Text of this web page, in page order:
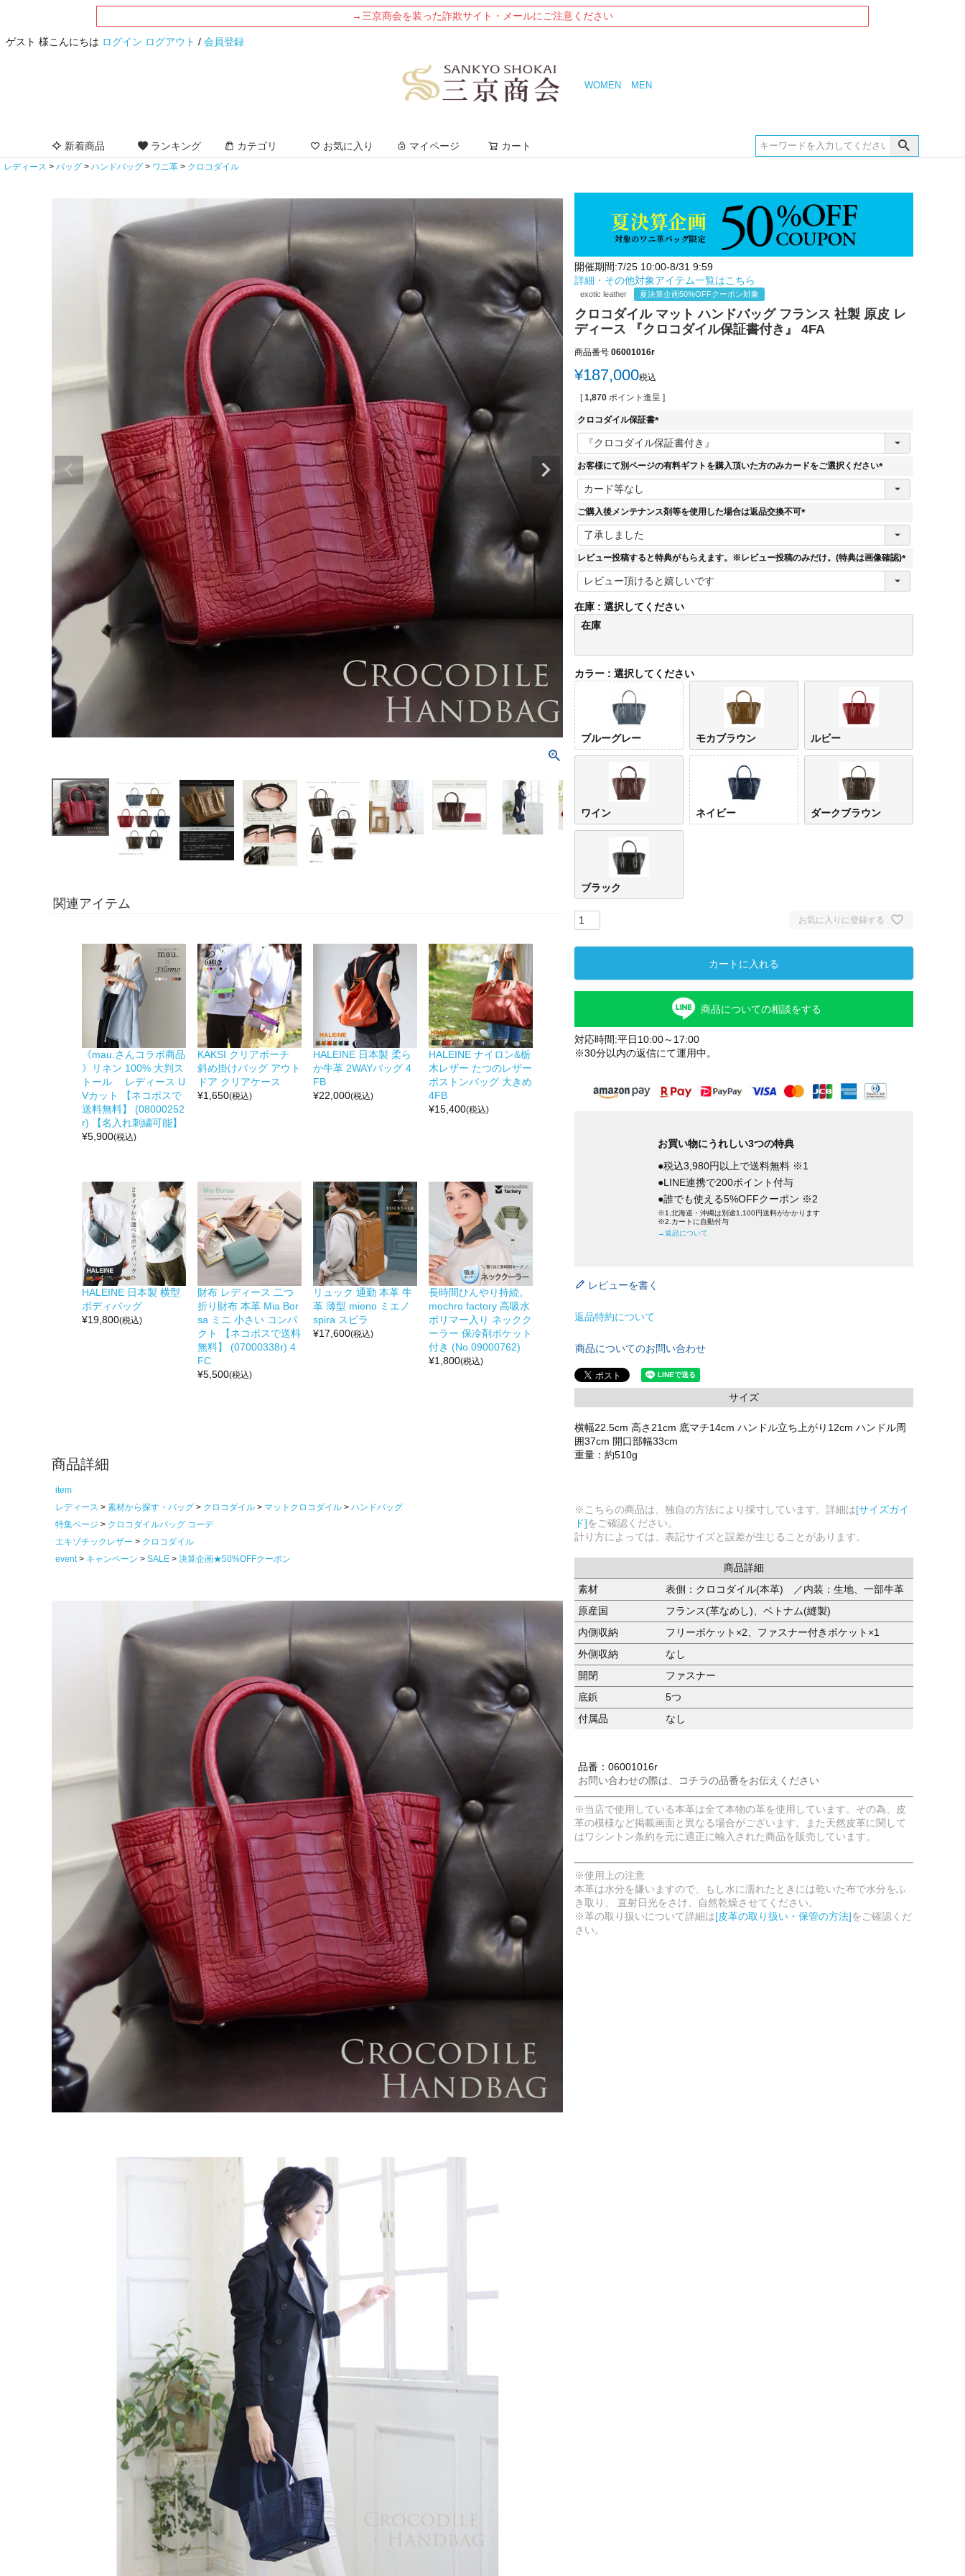
→三京商会を装った詐欺サイト・メールにご注意ください
ゲスト 様こんにちは ログイン ログアウト / 会員登録
WOMEN MEN
新着商品 ランキング カテゴリ お気に入り マイページ カート
レディース バッグ ハンドバッグ ワニ革 クロコダイル
関連アイテム
《mau.さんコラボ商品
》リネン 100% 大判ス
トール レディース U
Vカット 【ネコポスで
送料無料】 (08000252
r) 【名入れ刺繍可能】
¥5,900(税込)
KAKSI クリアポーチ
斜め掛けバッグ アウト
ドア クリアケース
¥1,650(税込)
HALEINE 日本製 柔ら
か牛革 2WAYバッグ 4
FB
¥22,000(税込)
HALEINE ナイロン&栃
木レザー たつのレザー
ボストンバッグ 大きめ
4FB
¥15,400(税込)
HALEINE 日本製 横型
ボディバッグ
¥19,800(税込)
財布 レディース 二つ
折り財布 本革 Mia Bor
sa ミニ 小さい コンパ
クト 【ネコポスで送料
無料】 (07000338r) 4
FC
¥5,500(税込)
リュック 通勤 本革 牛
革 薄型 mieno ミエノ
spira スピラ
¥17,600(税込)
長時間ひんやり持続。
mochro factory 高吸水
ポリマー入り ネックク
ーラー 保冷剤ポケット
付き (No.09000762)
¥1,800(税込)
商品詳細
item
レディース
素材から探す・バッグ クロコダイル マットクロコダイル
ハンドバッグ
特集ページ
クロコダイルバッグ コーデ
エキゾチックレザー
クロコダイル
event
キャンペーン SALE 決算企画★50%OFFクーポン
開催期間:7/25 10:00-8/31 9:59
詳細・その他対象アイテム一覧はこちら
exotic leather 夏決算企画50%OFFクーポン対象
クロコダイル マット ハンドバッグ フランス 社製 原皮 レ
ディース 『クロコダイル保証書付き』 4FA
商品番号 06001016r
¥187,000税込
[ 1,870 ポイント進呈 ]
クロコダイル保証書
(
必
須
お客様にて別ページの有料ギフトを購入頂いた方のみカードをご選択ください
(
ご購入後メンテナンス剤等を使用した場合は返品交換不可
(
須
レビュー投稿すると特典がもらえます。※レビュー投稿のみだけ。(特典は画像確認)
(
)
在庫
選択してください
在庫
カラー 選択してください
ブルーグレー モカブラウン ルビー
ワイン ネイビー ダークブラウン
ブラック
お気に入りに登録する
カートに入れる
商品についての相談をする
対応時間:平日10:00～17:00
※30分以内の返信にて運用中。
お買い物にうれしい3つの特典
●税込3,980円以上で送料無料 ※1
●LINE連携で200ポイント付与
●誰でも使える5%OFFクーポン ※2
※1.北海道・沖縄は別途1,100円送料がかかります
※2.カートに自動付与
→返品について
レビューを書く
返品特約について
商品についてのお問い合わせ
サイズ
横幅22.5cm 高さ21cm 底マチ14cm ハンドル立ち上がり12cm ハンドル周
囲37cm 開口部幅33cm
重量：約510g
※こちらの商品は、独自の方法により採寸しています。詳細は[サイズガイ
ド]をご確認ください。
計り方によっては、表記サイズと誤差が生じることがあります。
商品詳細
素材
表側：クロコダイル(本革) ／内装：生地、一部牛革
原産国
フランス(革なめし)、ベトナム(縫製)
内側収納
フリーポケット×2、ファスナー付きポケット×1
外側収納
なし
開閉
ファスナー
底鋲
5つ
付属品
なし
品番：06001016r
お問い合わせの際は、コチラの品番をお伝えください
※当店で使用している本革は全て本物の革を使用しています。その為、皮
革の模様など掲載画面と異なる場合がございます。また天然皮革に関して
はワシントン条約を元に適正に輸入された商品を販売しています。
※使用上の注意
本革は水分を嫌いますので、もし水に濡れたときには乾いた布で水分をふ
き取り、 直射日光をさけ、自然乾燥させてください。
※革の取り扱いについて詳細は[皮革の取り扱い・保管の方法]をご確認くだ
さい。